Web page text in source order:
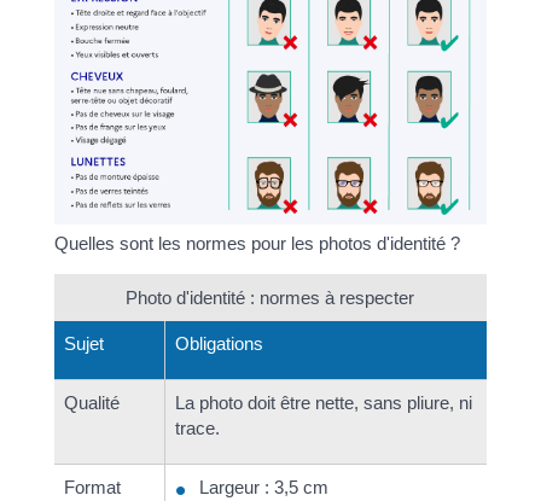
Quelles sont les normes pour les photos d'identité ?
Photo d'identité : normes à respecter
Sujet Obligations
Qualité
La photo doit être nette, sans pliure, ni
trace.
Format
Largeur : 3,5 cm